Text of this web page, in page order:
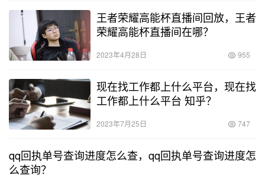
王者荣耀高能杯直播间回放，王者
荣耀高能杯直播间在哪？
2023年4月28日 955
现在找工作都上什么平台，现在找
工作都上什么平台 知乎？
2023年7月25日 747
qq回执单号查询进度怎么查，qq回执单号查询进度怎
么查询？